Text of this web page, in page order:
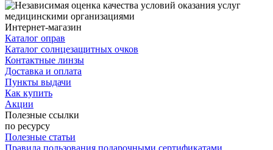
Интернет-магазин
Каталог оправ
Каталог солнцезащитных очков
Контактные линзы
Доставка и оплата
Пункты выдачи
Как купить
Акции
Полезные ссылки
по ресурсу
Полезные статьи
Правила пользования подарочными сертификатами